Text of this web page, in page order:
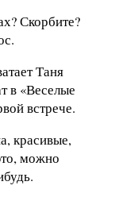
Скорбите?
Таня
в «Веселые
встрече.
красивые,
можно